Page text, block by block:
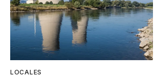
LOCALES